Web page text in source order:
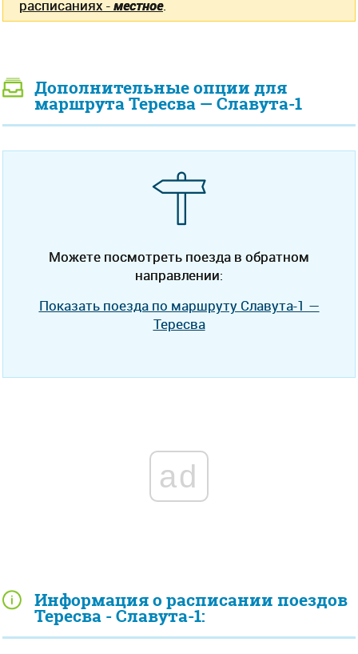
Информация о расписании поездов
Тересва - Славута-1:
расписаниях -местное.
Дополнительные опции для
маршрута Тересва — Славута-1
Можете посмотреть поезда в обратном
направлении:
Показать поезда по маршруту Славута-1 —
Тересва
ad